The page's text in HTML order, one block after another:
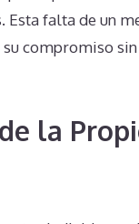
falta de un
compromiso
la